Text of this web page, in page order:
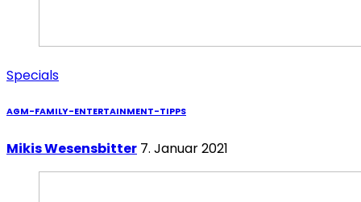
Specials
AGM-FAMILY-ENTERTAINMENT-TIPPS
Mikis Wesensbitter 7. Januar 2021